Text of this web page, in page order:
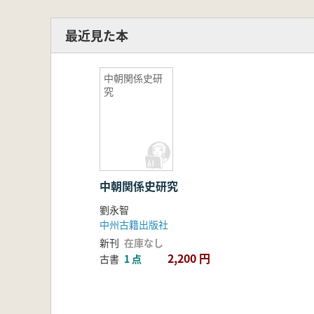
最近見た本
中朝関係史研
究
中朝関係史研究
劉永智
中州古籍出版社
新刊 在庫なし
古書 1 点 2,200 円